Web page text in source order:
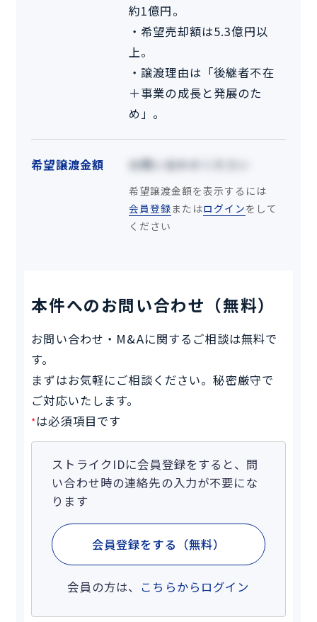
約1億円。
・希望売却額は5.3億円以
上。
・譲渡理由は「後継者不在
＋事業の成長と発展のた
め」。
希望譲渡金額 お問い合わせください
希望譲渡金額を表示するには
会員登録またはログインをして
ください
本件へのお問い合わせ（無料）
お問い合わせ・M&Aに関するご相談は無料で
す。
まずはお気軽にご相談ください。秘密厳守で
ご対応いたします。
*は必須項目です
ストライクIDに会員登録をすると、問
い合わせ時の連絡先の入力が不要にな
ります
会員登録をする（無料）
会員の方は、 こちらからログイン